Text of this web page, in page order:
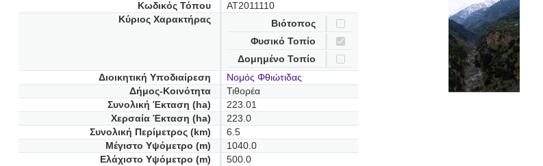
Κωδικός Τόπου
AT2011110
Κύριος Χαρακτήρας
Βιότοπος
Φυσικό Τοπίο
Δομημένο Τοπίο
Διοικητική Υποδιαίρεση
Νομός Φθιώτιδας
Δήμος-Κοινότητα
Τιθορέα
Συνολική Έκταση (ha)
223.01
Χερσαία Έκταση (ha)
223.0
Συνολική Περίμετρος (km)
6.5
Μέγιστο Υψόμετρο (m)
1040.0
Ελάχιστο Υψόμετρο (m)
500.0